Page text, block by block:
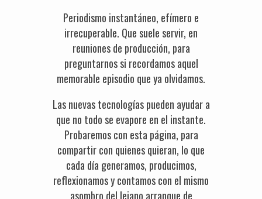
Periodismo instantáneo, efímero e
irrecuperable. Que suele servir, en
reuniones de producción, para
preguntarnos si recordamos aquel
memorable episodio que ya olvidamos.
Las nuevas tecnologías pueden ayudar a
que no todo se evapore en el instante.
Probaremos con esta página, para
compartir con quienes quieran, lo que
cada día generamos, producimos,
reflexionamos y contamos con el mismo
asombro del lejano arranque de